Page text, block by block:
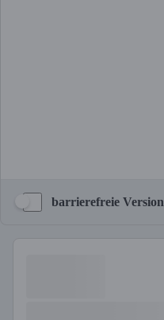
barrierefreie Version